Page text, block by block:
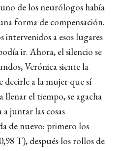
de los neurólogos había
forma de compensación.
intervenidos a esos lugares
ir. Ahora, el silencio se
Verónica siente la
decirle a la mujer que sí
llenar el tiempo, se agacha
a juntar las cosas
de nuevo: primero los
T), después los rollos de